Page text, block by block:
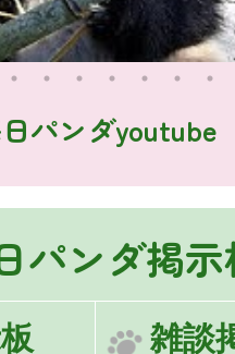
パンダyoutube
パンダ掲
雑談